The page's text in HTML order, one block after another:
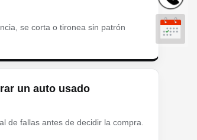
se corta o tironea sin patrón
un auto usado
de fallas antes de decidir la compra.